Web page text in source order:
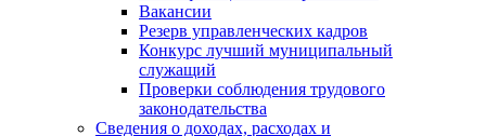
Вакансии
Резерв управленческих кадров
Конкурс лучший муниципальный
служащий
Проверки соблюдения трудового
законодательства
Сведения о доходах, расходах и